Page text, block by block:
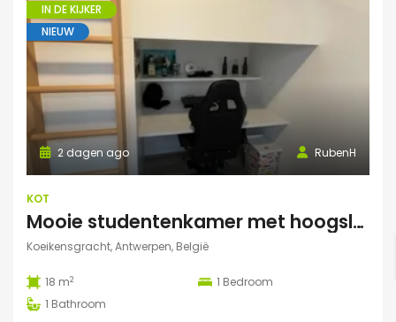
IN DE KIJKER
NIEUW
RubenH
2 dagen ago
KOT
Mooie studentenkamer met hoogslaper en grote gemeenschappelijke ruimte/terras in Campus Eilandje
Koeikensgracht, Antwerpen, België
18 m2 1 Bedroom
1 Bathroom